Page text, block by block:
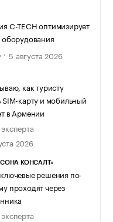
C-TECH оптимизирует
оборудования
5 августа 2026
как туристу
SIM-карту и мобильный
в Армении
2026
КОНСАЛТ»
решения по-
проходят через